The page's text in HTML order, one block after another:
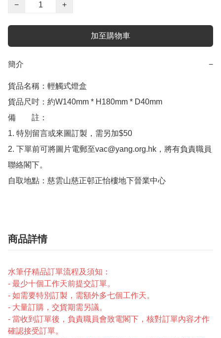
−
+
加至購物車
簡介 −
貨品名稱：輕觸式燈盒
貨品尺吋：約W140mm * H180mm * D40mm
備　　註：
1. 特別留言或來圖訂製，需另加$50
2. 下單前可將圖片電郵至vac@yang.org.hk，將有負責職員
聯絡閣下。
自取地點：慈雲山慈正邨正怡樓地下晉業中心
商品詳情
水筆仔精品訂單流程及須知：
- 最少十個工作天前提交訂單。
- 如需要特別訂製，需額外多七個工作天。
- 大量訂購，交貨期需另議。
- 當收到訂單後，負責職員會致電閣下，核對訂單內容才作
確認接受訂單。